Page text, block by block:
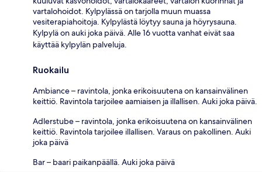
vartalohoidot. Kylpylässä on tarjolla muun muassa
vesiterapiahoitoja. Kylpylästä löytyy sauna ja höyrysauna.
Kylpylä on auki joka päivä. Alle 16 vuotta vanhat eivät saa
käyttää kylpylän palveluja.
Ruokailu
Ambiance – ravintola, jonka erikoisuutena on kansainvälinen
keittiö. Ravintola tarjoilee aamiaisen ja illallisen. Auki joka päivä.
Adlerstube – ravintola, jonka erikoisuutena on kansainvälinen
keittiö. Ravintola tarjoilee illallisen. Varaus on pakollinen. Auki
joka päivä
Bar – baari paikanpäällä. Auki joka päivä